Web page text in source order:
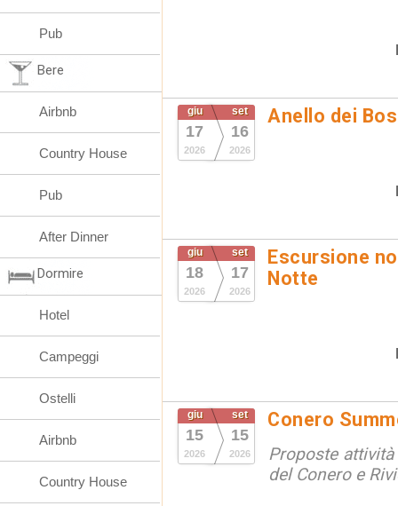
giu
17
2026
set
16
2026
Anello dei
giu
18
2026
set
17
2026
Escursione
Notte
giu
15
2026
set
15
2026
Conero
Proposte
del Conero e
Pub
Bere
Airbnb
Country House
Pub
After Dinner
Dormire
Hotel
Campeggi
Ostelli
Airbnb
Country House